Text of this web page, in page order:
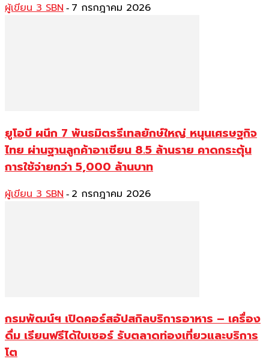
ผู้เขียน 3 SBN - 7 กรกฎาคม 2026
ยูโอบี ผนึก 7 พันธมิตรรีเทลยักษ์ใหญ่ หนุนเศรษฐกิจ
ไทย ผ่านฐานลูกค้าอาเซียน 8.5 ล้านราย คาดกระตุ้น
การใช้จ่ายกว่า 5,000 ล้านบาท
ผู้เขียน 3 SBN - 2 กรกฎาคม 2026
กรมพัฒน์ฯ เปิดคอร์สอัปสกิลบริการอาหาร – เครื่อง
ดื่ม เรียนฟรีได้ใบเซอร์ รับตลาดท่องเที่ยวและบริการ
โต